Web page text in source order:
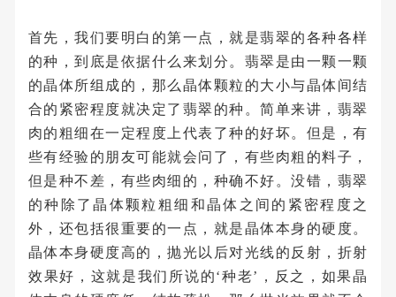
首先，我们要明白的第一点，就是翡翠的各种各样
的种，到底是依据什么来划分。翡翠是由一颗一颗
的晶体所组成的，那么晶体颗粒的大小与晶体间结
合的紧密程度就决定了翡翠的种。简单来讲，翡翠
肉的粗细在一定程度上代表了种的好坏。但是，有
些有经验的朋友可能就会问了，有些肉粗的料子，
但是种不差，有些肉细的，种确不好。没错，翡翠
的种除了晶体颗粒粗细和晶体之间的紧密程度之
外，还包括很重要的一点，就是晶体本身的硬度。
晶体本身硬度高的，抛光以后对光线的反射，折射
效果好，这就是我们所说的‘种老’，反之，如果晶